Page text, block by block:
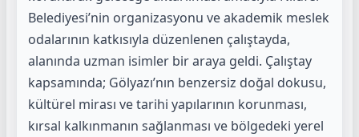
Belediyesi’nin organizasyonu ve akademik meslek
odalarının katkısıyla düzenlenen çalıştayda,
alanında uzman isimler bir araya geldi. Çalıştay
kapsamında; Gölyazı’nın benzersiz doğal dokusu,
kültürel mirası ve tarihi yapılarının korunması,
kırsal kalkınmanın sağlanması ve bölgedeki yerel